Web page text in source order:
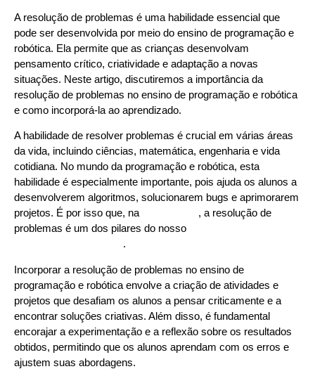
A resolução de problemas é uma habilidade essencial que
pode ser desenvolvida por meio do ensino de programação e
robótica. Ela permite que as crianças desenvolvam
pensamento crítico, criatividade e adaptação a novas
situações. Neste artigo, discutiremos a importância da
resolução de problemas no ensino de programação e robótica
e como incorporá-la ao aprendizado.
A habilidade de resolver problemas é crucial em várias áreas
da vida, incluindo ciências, matemática, engenharia e vida
cotidiana. No mundo da programação e robótica, esta
habilidade é especialmente importante, pois ajuda os alunos a
desenvolverem algoritmos, solucionarem bugs e aprimorarem
projetos. É por isso que, naLearn2Code , a resolução de
problemas é um dos pilares do nosso
.
Incorporar a resolução de problemas no ensino de
programação e robótica envolve a criação de atividades e
projetos que desafiam os alunos a pensar criticamente e a
encontrar soluções criativas. Além disso, é fundamental
encorajar a experimentação e a reflexão sobre os resultados
obtidos, permitindo que os alunos aprendam com os erros e
ajustem suas abordagens.